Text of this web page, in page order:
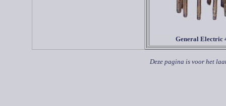
General Electric
Deze pagina is voor het